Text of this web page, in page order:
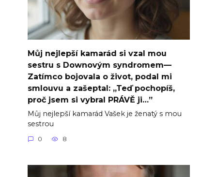
Můj nejlepší kamarád si vzal mou
sestru s Downovým syndromem—
Zatímco bojovala o život, podal mi
smlouvu a zašeptal: „Teď pochopíš,
proč jsem si vybral PRÁVĚ ji…”
Můj nejlepší kamarád Vašek je ženatý s mou
sestrou
0 8